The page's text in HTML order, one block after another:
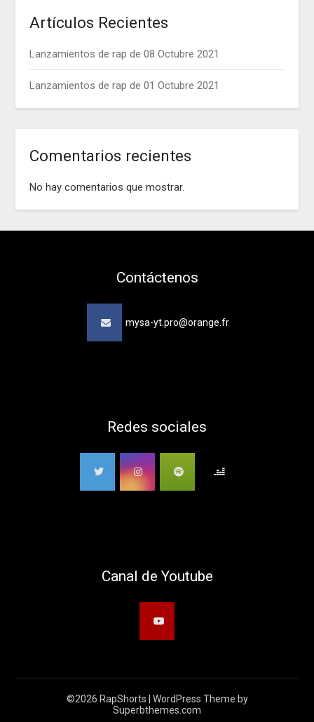
Artículos Recientes
Lanzamientos de rap de 08 Octubre 2021
Lanzamientos de rap de 01 Octubre 2021
Comentarios recientes
No hay comentarios que mostrar.
Contáctenos
mysa-yt.pro@orange.fr
Redes sociales
Canal de Youtube
©2026 RapShorts
| WordPress Theme by
Superbthemes.com